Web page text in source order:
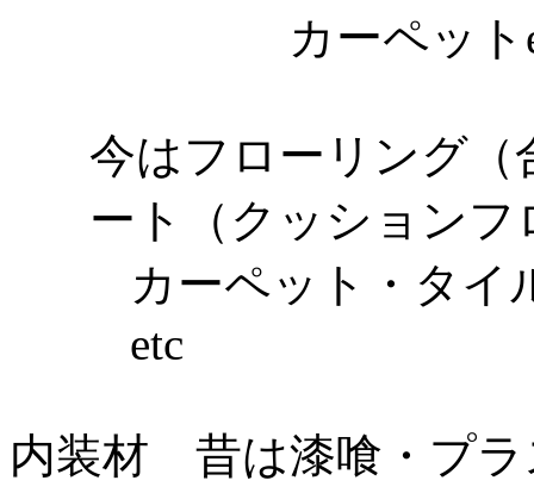
カーペット
今はフローリング（
ート（クッションフ
カーペット・タイ
etc
内装材 昔は漆喰・プラ